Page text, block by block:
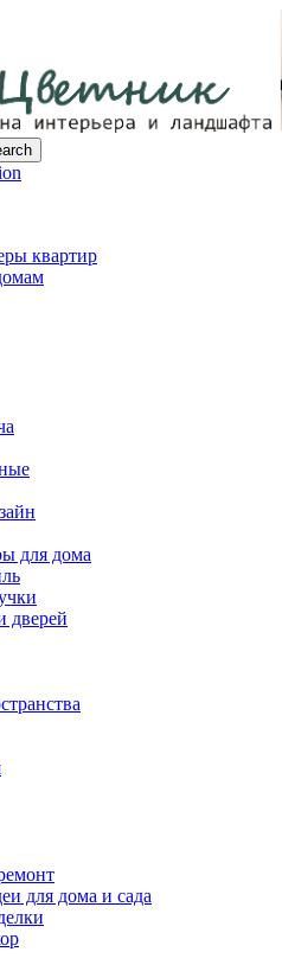
декор и обустройство дома.
квартир
для дома
дверей
для дома и сада